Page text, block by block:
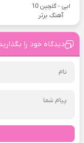
ابی - گلچین 10
آهنگ برتر
دیدگاه خود را